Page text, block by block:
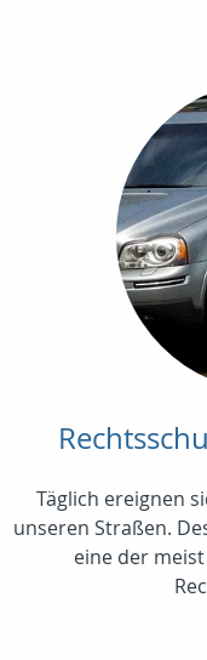
Täglich ereignen
unseren Straßen.
eine der